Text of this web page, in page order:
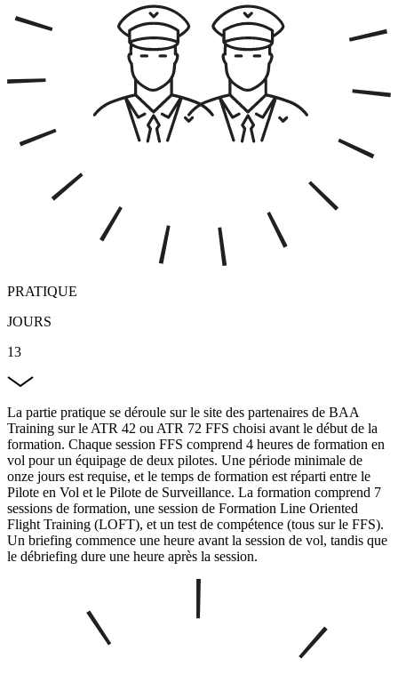
PRATIQUE
JOURS
13
La partie pratique se déroule sur le site des partenaires de BAA
Training sur le ATR 42 ou ATR 72 FFS choisi avant le début de la
formation. Chaque session FFS comprend 4 heures de formation en
vol pour un équipage de deux pilotes. Une période minimale de
onze jours est requise, et le temps de formation est réparti entre le
Pilote en Vol et le Pilote de Surveillance. La formation comprend 7
sessions de formation, une session de Formation Line Oriented
Flight Training (LOFT), et un test de compétence (tous sur le FFS).
Un briefing commence une heure avant la session de vol, tandis que
le débriefing dure une heure après la session.